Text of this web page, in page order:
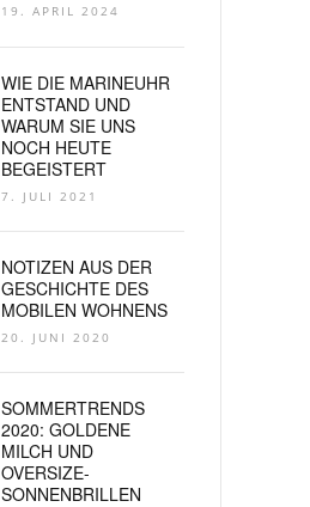
19. APRIL 2024
WIE DIE MARINEUHR
ENTSTAND UND
WARUM SIE UNS
NOCH HEUTE
BEGEISTERT
7. JULI 2021
NOTIZEN AUS DER
GESCHICHTE DES
MOBILEN WOHNENS
20. JUNI 2020
SOMMERTRENDS
2020: GOLDENE
MILCH UND
OVERSIZE-
SONNENBRILLEN